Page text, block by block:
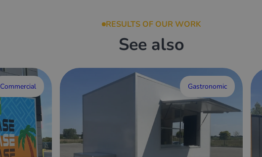
RESULTS OF OUR WORK
See also
Commercial Gastronomic